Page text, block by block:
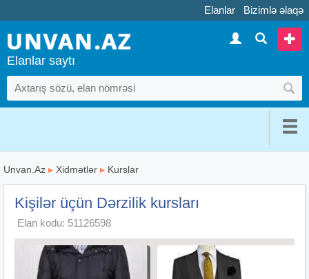
Elanlar Bizimlə əlaqə
Elanlar saytı
Unvan.Az ▸ Xidmətlər ▸ Kurslar
Kişilər üçün Dərzilik kursları
Elan kodu: 51126598